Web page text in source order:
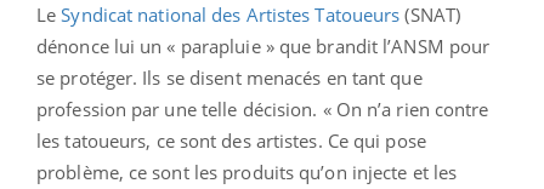
LeSyndicat national des Artistes Tatoueurs (SNAT)
dénonce lui un « parapluie » que brandit l’ANSM pour
se protéger. Ils se disent menacés en tant que
profession par une telle décision. « On n’a rien contre
les tatoueurs, ce sont des artistes. Ce qui pose
problème, ce sont les produits qu’on injecte et les